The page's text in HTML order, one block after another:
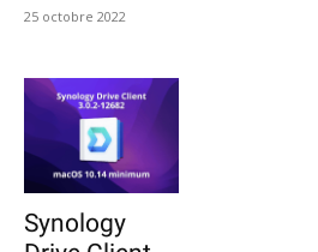
25 octobre 2022
Synology